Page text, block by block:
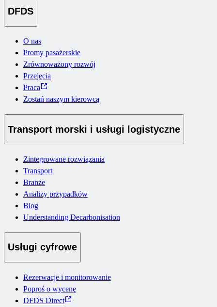
DFDS
O nas
Promy pasażerskie
Zrównoważony rozwój
Przejęcia
Praca
Zostań naszym kierowcą
Transport morski i usługi logistyczne
Zintegrowane rozwiązania
Transport
Branże
Analizy przypadków
Blog
Understanding Decarbonisation
Usługi cyfrowe
Rezerwacje i monitorowanie
Poproś o wycenę
DFDS Direct